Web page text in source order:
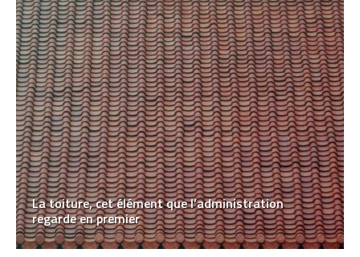
La toiture, cet élément que l’administration
regarde en premier